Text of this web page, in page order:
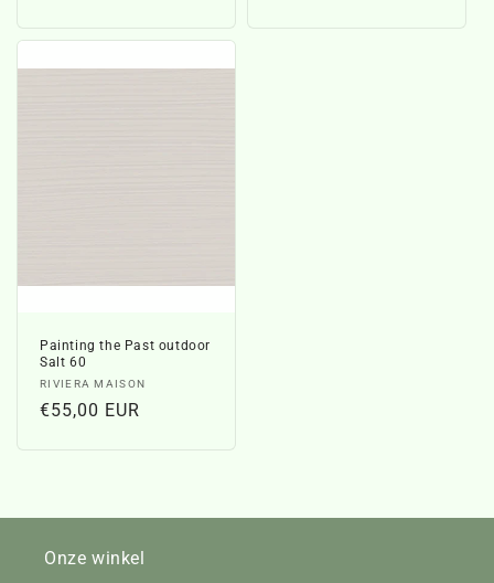
Painting the Past outdoor
Salt 60
Verkoper:
RIVIERA MAISON
Normale
€55,00 EUR
Onze winkel